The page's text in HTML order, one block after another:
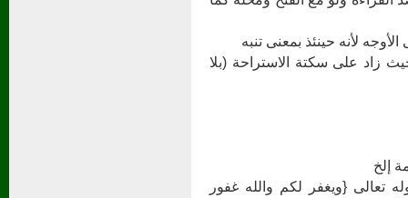
لأنه حينئذ بمعنى تنبه
زاد على سكتة الاستراحة (بلا
إلخ
تعالى {ويغفر لكم والله غفور